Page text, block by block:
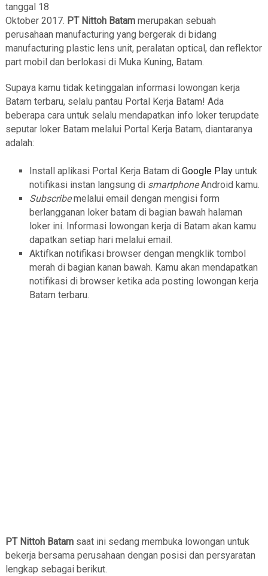
tanggal 18
Oktober 2017. PT Nittoh Batammerupakan sebuah
perusahaan manufacturing yang bergerak di bidang
manufacturing plastic lens unit, peralatan optical, dan reflektor
part mobil dan berlokasi di Muka Kuning, Batam.
Supaya kamu tidak ketinggalan informasi lowongan kerja
Batam terbaru, selalu pantau Portal Kerja Batam! Ada
beberapa cara untuk selalu mendapatkan info loker terupdate
seputar loker Batam melalui Portal Kerja Batam, diantaranya
adalah:
Install aplikasi Portal Kerja Batam di Google Playuntuk
notifikasi instan langsung di smartphoneAndroid kamu.
Subscribemelalui email dengan mengisi form
berlangganan loker batam di bagian bawah halaman
loker ini. Informasi lowongan kerja di Batam akan kamu
dapatkan setiap hari melalui email.
Aktifkan notifikasi browser dengan mengklik tombol
merah di bagian kanan bawah. Kamu akan mendapatkan
notifikasi di browser ketika ada posting lowongan kerja
Batam terbaru.
PT Nittoh Batamsaat ini sedang membuka lowongan untuk
bekerja bersama perusahaan dengan posisi dan persyaratan
lengkap sebagai berikut.